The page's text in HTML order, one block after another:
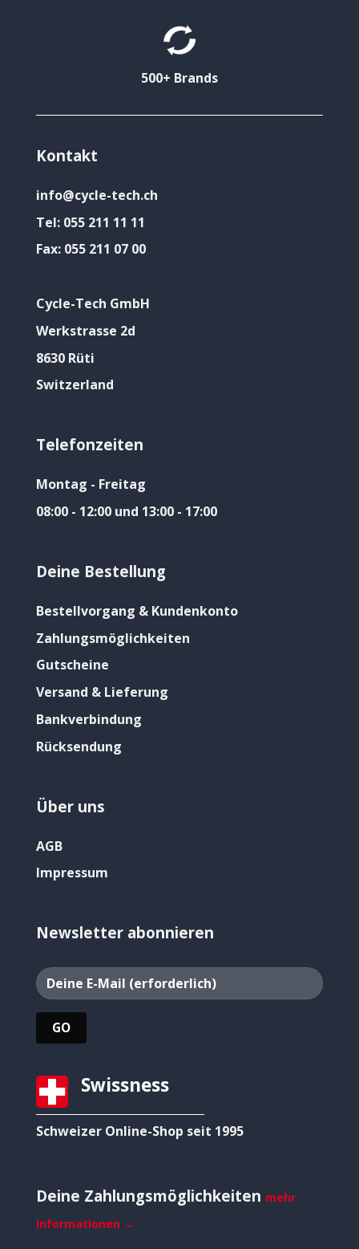
500+ Brands
Kontakt
info@cycle-tech.ch
Tel: 055 211 11 11
Fax: 055 211 07 00
Cycle-Tech GmbH
Werkstrasse 2d
8630 Rüti
Switzerland
Telefonzeiten
Montag - Freitag
08:00 - 12:00 und 13:00 - 17:00
Deine Bestellung
Bestellvorgang & Kundenkonto
Zahlungsmöglichkeiten
Gutscheine
Versand & Lieferung
Bankverbindung
Rücksendung
Über uns
AGB
Impressum
Newsletter abonnieren
Swissness
Schweizer Online-Shop seit 1995
Deine Zahlungsmöglichkeiten mehr
Informationen →